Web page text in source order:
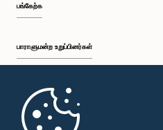
பங்கேற்க
பாராளுமன்ற உறுப்பினர்கள்
முதற்பக்கம்